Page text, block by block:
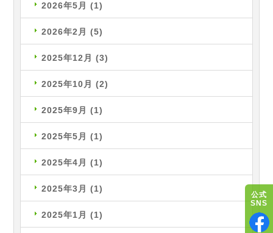
2026年5月 (1)
2026年2月 (5)
2025年12月 (3)
2025年10月 (2)
2025年9月 (1)
2025年5月 (1)
2025年4月 (1)
2025年3月 (1)
2025年1月 (1)
公式
SNS